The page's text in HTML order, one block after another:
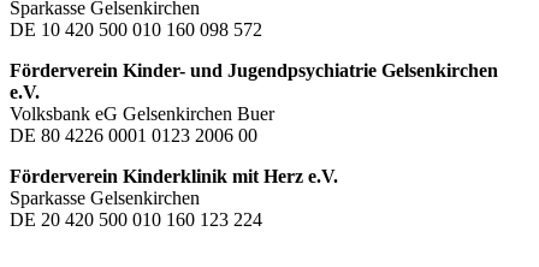
Sparkasse Gelsenkirchen
DE 10 420 500 010 160 098 572
Förderverein Kinder- und Jugendpsychiatrie Gelsenkirchen
e.V.
Volksbank eG Gelsenkirchen Buer
DE 80 4226 0001 0123 2006 00
Förderverein Kinderklinik mit Herz e.V.
Sparkasse Gelsenkirchen
DE 20 420 500 010 160 123 224